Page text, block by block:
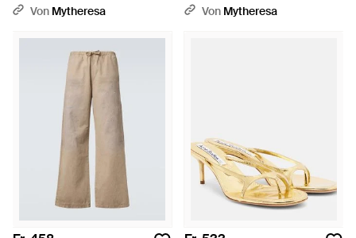
Von Mytheresa
Aus Denim - Blau
Von Mytheresa